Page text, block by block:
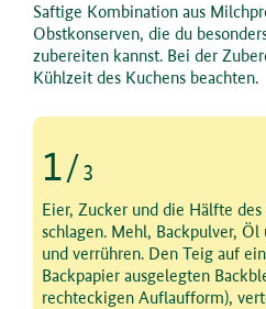
Saftige Kombination aus
Obstkonserven, die du
zubereiten kannst. Bei der
Kühlzeit des Kuchens beachten.
1/3
Schritt 1 von 3
Eier, Zucker und die Hälfte
schlagen. Mehl, Backpulver,
und verrühren. Den Teig auf
Backpapier ausgelegten
rechteckigen Auflaufform),